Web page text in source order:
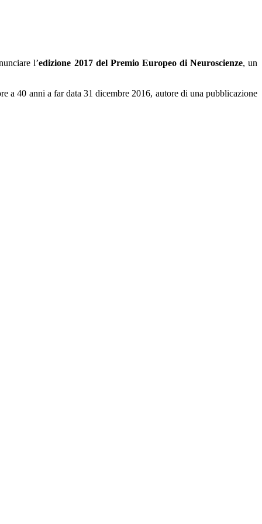
l’edizione 2017 del Premio Europeo di Neuroscienze, un
a 40 anni a far data 31 dicembre 2016, autore di una pubblicazione